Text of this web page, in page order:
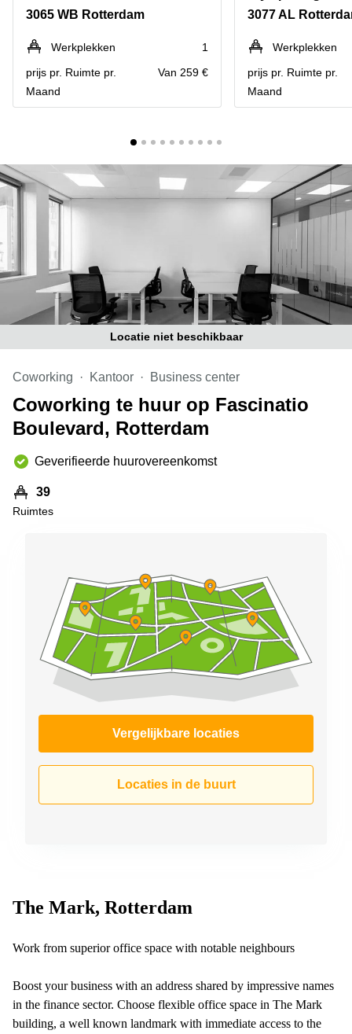
Hengelo
Hilversum
Hoofddorp
Deventer
Tilburg
Zwolle
Reeuwijk
Business
Arnhem
Business
center
Hilversum
Haag
Coworking
space
Breda
Coworking
in Arnhem
Coworking
Hilversum
Coworking
space
Zwolle
Kantoor
Hengelo
Bedrijfsruimte
Huren in
Nijmegen
3065 WB Rotterdam
Werkplekken
1
prijs pr. Ruimte pr.
Maand
Van 259 €
3077 AL
Werkplekken
prijs pr. Ruimte pr.
Maand
Locatie niet beschikbaar
Coworking Kantoor Business center
Coworking te huur op Fascinatio
Boulevard, Rotterdam
Geverifieerde huurovereenkomst
39
Ruimtes
Vergelijkbare locaties
Locaties in de buurt
The Mark, Rotterdam
Work from superior office space with notable neighbours
Boost your business with an address shared by impressive names
in the finance sector. Choose flexible office space in The Mark
building, a well known landmark with immediate access to the